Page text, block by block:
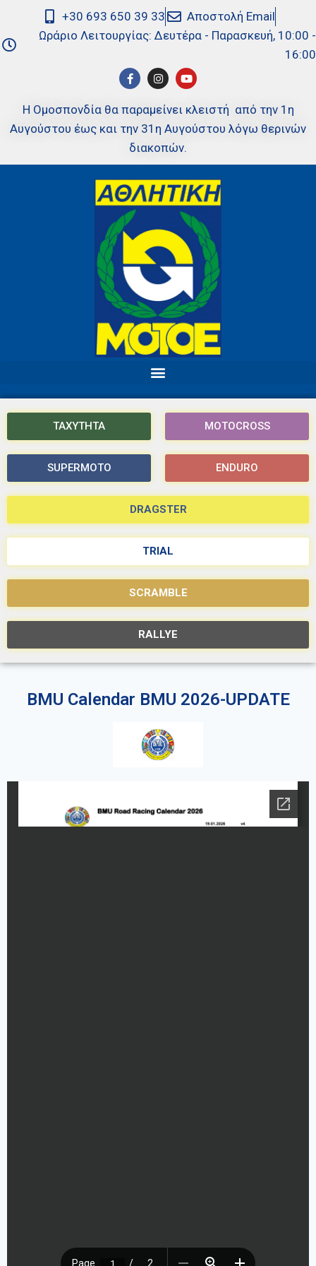
+30 693 650 39 33
Αποστολή Email
Ωράριο Λειτουργίας: Δευτέρα - Παρασκευή, 10:00 -
16:00
Η Ομοσπονδία θα παραμείνει κλειστή από την 1η
Αυγούστου έως και την 31η Αυγούστου λόγω θερινών
διακοπών.
ΤΑΧΥΤΗΤΑ MOTOCROSS
SUPERMOTO ENDURO
DRAGSTER
TRIAL
SCRAMBLE
RALLYE
BMU Calendar BMU 2026-UPDATE